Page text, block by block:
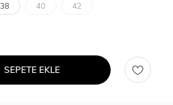
38 40 42
SEPETE EKLE